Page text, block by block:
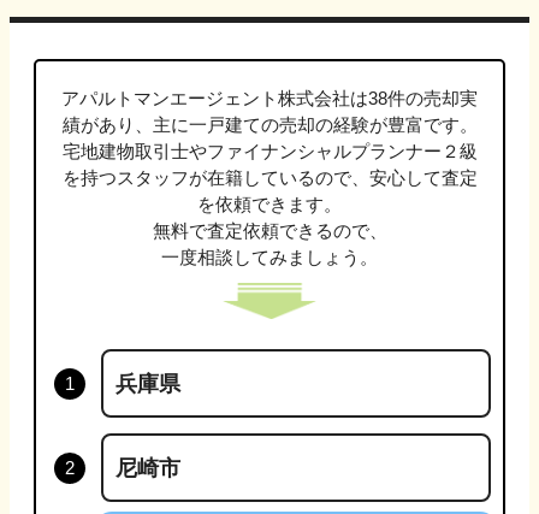
アパルトマンエージェント株式会社は38件の売却実
績があり、主に一戸建ての売却の経験が豊富です。
宅地建物取引士やファイナンシャルプランナー２級
を持つスタッフが在籍しているので、安心して査定
を依頼できます。
無料で査定依頼できるので、
一度相談してみましょう。